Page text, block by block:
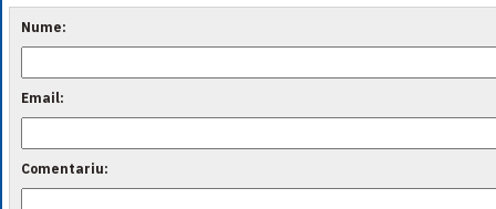
Nume:
Email:
Comentariu: